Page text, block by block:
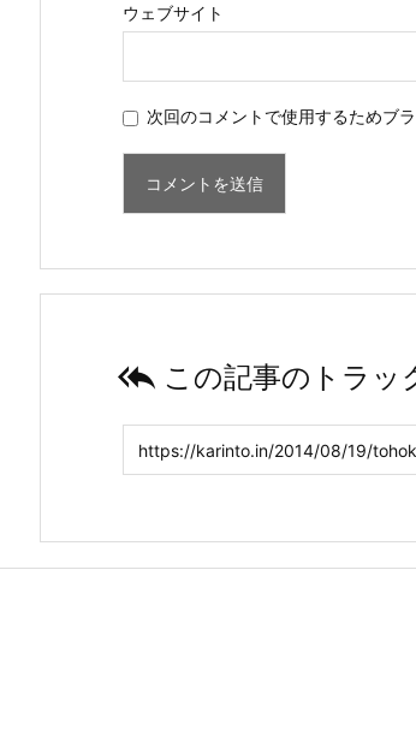
ウェブサイト
次回のコメントで使用するためブ
 この記事のトラッ